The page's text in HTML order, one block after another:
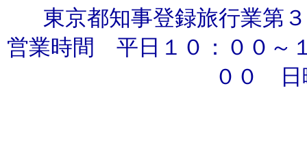
東京都知事登録旅行業第
営業時間 平日１０：００～
００ 日